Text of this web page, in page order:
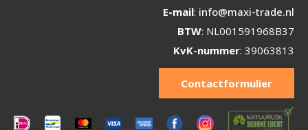
E-mail: info@maxi-trade.nl
BTW: NL001591968B37
KvK-nummer: 39063813
Contactformulier